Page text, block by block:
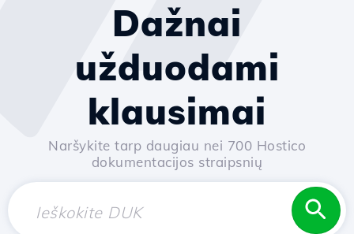
Dažnai
užduodami
klausimai
Naršykite tarp daugiau nei 700 Hostico
dokumentacijos straipsnių